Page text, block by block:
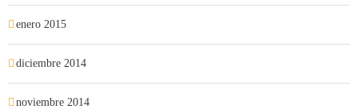
enero 2015
diciembre 2014
noviembre 2014